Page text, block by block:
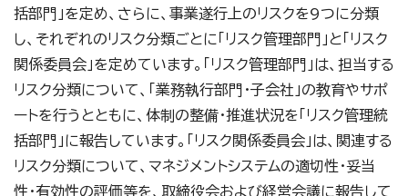
括部門」を定め、さらに、事業遂行上のリスクを9つに分類
し、それぞれのリスク分類ごとに「リスク管理部門」と「リスク
関係委員会」を定めています。「リスク管理部門」は、担当する
リスク分類について、「業務執行部門・子会社」の教育やサポ
ートを行うとともに、体制の整備・推進状況を「リスク管理統
括部門」に報告しています。「リスク関係委員会」は、関連する
リスク分類について、マネジメントシステムの適切性・妥当
性・有効性の評価等を、取締役会および経営会議に報告して